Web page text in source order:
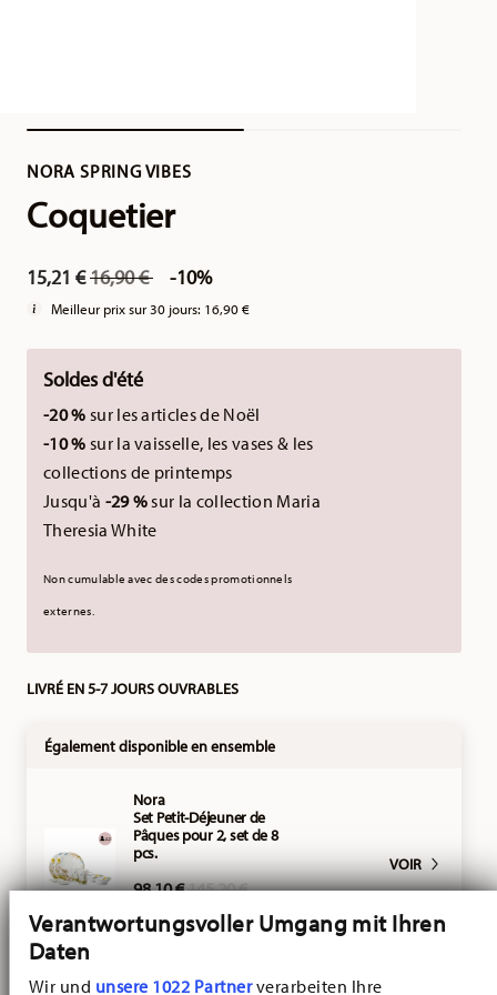
Verantwortungsvoller Umgang mit Ihren
Daten
Wir und unsere 1022 Partnerverarbeiten Ihre
NORA SPRING VIBES
Coquetier
15,21 €Price reduced from
16,90 €to -10%
Meilleur prix sur 30 jours: 16,90 €
Soldes d'été
-20 % sur les articles de Noël
-10 % sur la vaisselle, les vases & les
collections de printemps
Jusqu'à -29 %sur la collection Maria
Theresia White
Non cumulable avec des codes promotionnels
externes.
LIVRÉ EN 5-7 JOURS OUVRABLES
Également disponible en ensemble
Nora
Set Petit-Déjeuner de
Pâques pour 2, set de 8
pcs.
98,10 €Price reduced from
145,20 €to
-25%
VOIR
Set Petit-Déjeuner de